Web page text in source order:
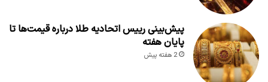
پیش‌بینی رییس اتحادیه طلا درباره قیمت‌ها تا
پایان هفته
2 هفته پیش